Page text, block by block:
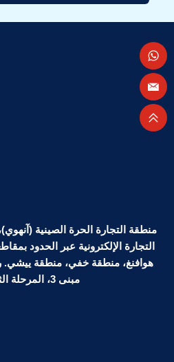
منطقة التجارة الحرة الصينية
G، مبنى 3، المرحلة الثالثة من المنطقة الصناعية